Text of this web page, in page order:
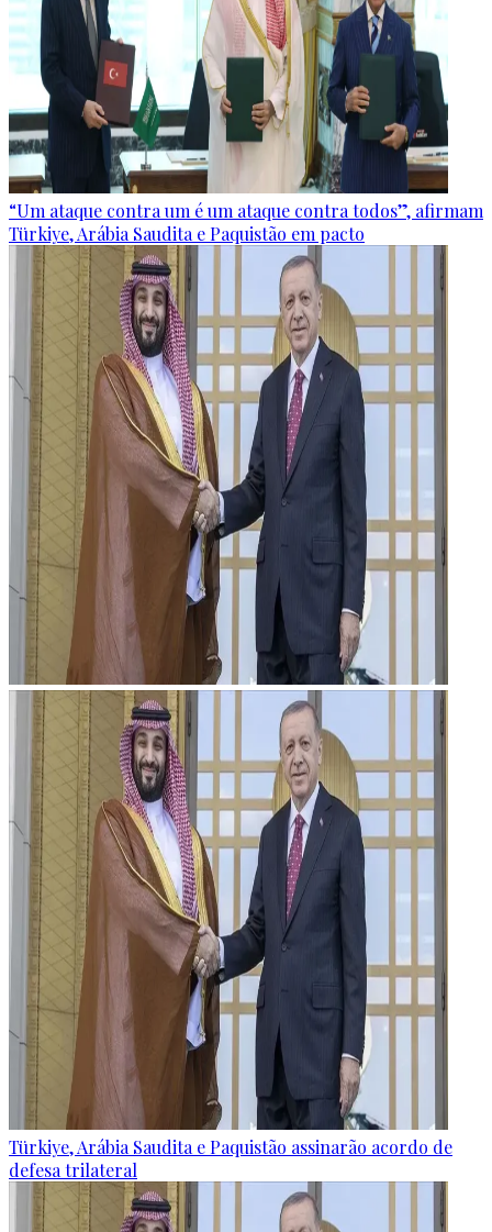
“Um ataque contra um é um ataque contra todos”, afirmam
Türkiye, Arábia Saudita e Paquistão em pacto
Türkiye, Arábia Saudita e Paquistão assinarão acordo de
defesa trilateral